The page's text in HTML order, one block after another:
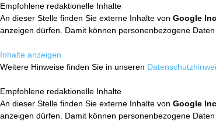
Empfohlene redaktionelle Inhalte
An dieser Stelle finden Sie externe Inhalte von Google
anzeigen dürfen. Damit können personenbezogene
Inhalte anzeigen
Weitere Hinweise finden Sie in unseren
Empfohlene redaktionelle Inhalte
An dieser Stelle finden Sie externe Inhalte von Google
anzeigen dürfen. Damit können personenbezogene